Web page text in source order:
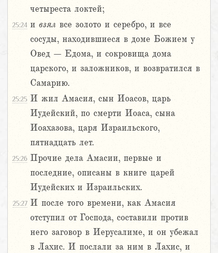
четыреста локтей;
25:24 и взял все золото и серебро, и все
сосуды, находившиеся в доме Божием у
Овед – Едома, и сокровища дома
царского, и заложников, и возвратился в
Самарию.
25:25 И жил Амасия, сын Иоасов, царь
Иудейский, по смерти Иоаса, сына
Иоахазова, царя Израильского,
пятнадцать лет.
25:26 Прочие дела Амасии, первые и
последние, описаны в книге царей
Иудейских и Израильских.
25:27 И после того времени, как Амасия
отступил от Господа, составили против
него заговор в Иерусалиме, и он убежал
в Лахис. И послали за ним в Лахис, и